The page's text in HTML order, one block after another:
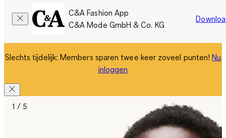
C&A Fashion App
C&A Mode GmbH & Co. KG
Slechts tijdelijk: Members sparen twee keer zoveel punten!Nu
inloggen
1 / 5